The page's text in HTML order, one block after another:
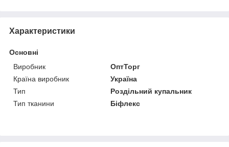
Характеристики
Основні
Виробник
ОптТорг
Країна виробник
Україна
Тип
Роздільний купальник
Тип тканини
Біфлекс